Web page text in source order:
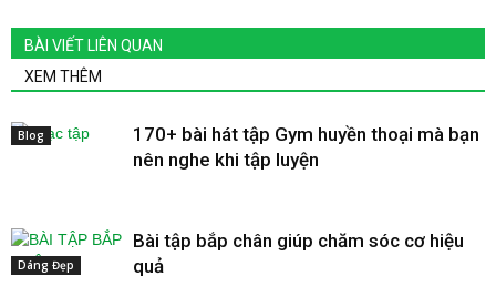
BÀI VIẾT LIÊN QUAN
XEM THÊM
Blog
170+ bài hát tập Gym huyền thoại mà bạn
nên nghe khi tập luyện
Dáng Đẹp
Bài tập bắp chân giúp chăm sóc cơ hiệu
quả